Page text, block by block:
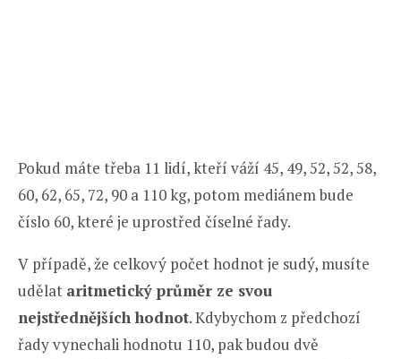
Pokud máte třeba 11 lidí, kteří váží 45, 49, 52, 52, 58,
60, 62, 65, 72, 90 a 110 kg, potom mediánem bude
číslo 60, které je uprostřed číselné řady.
V případě, že celkový počet hodnot je sudý, musíte
udělat aritmetický průměr ze svou
nejstřednějších hodnot. Kdybychom z předchozí
řady vynechali hodnotu 110, pak budou dvě